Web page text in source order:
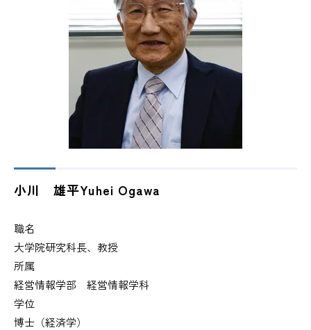
小川 雄平Yuhei Ogawa
職名
大学院研究科長、教授
所属
経営情報学部 経営情報学科
学位
博士（経済学）